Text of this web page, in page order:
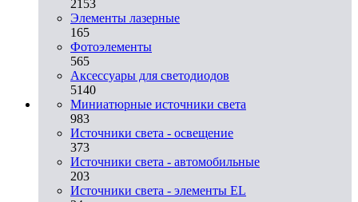
2153
Элементы лазерные
165
Фотоэлементы
565
Аксессуары для светодиодов
5140
Миниатюрные источники света
983
Источники света - освещение
373
Источники света - автомобильные
203
Источники света - элементы EL